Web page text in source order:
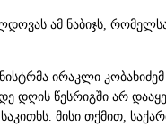
ამ ნაბიჯს,
ირაკლი
დღის წესრიგში არ
. მისი თქმით,